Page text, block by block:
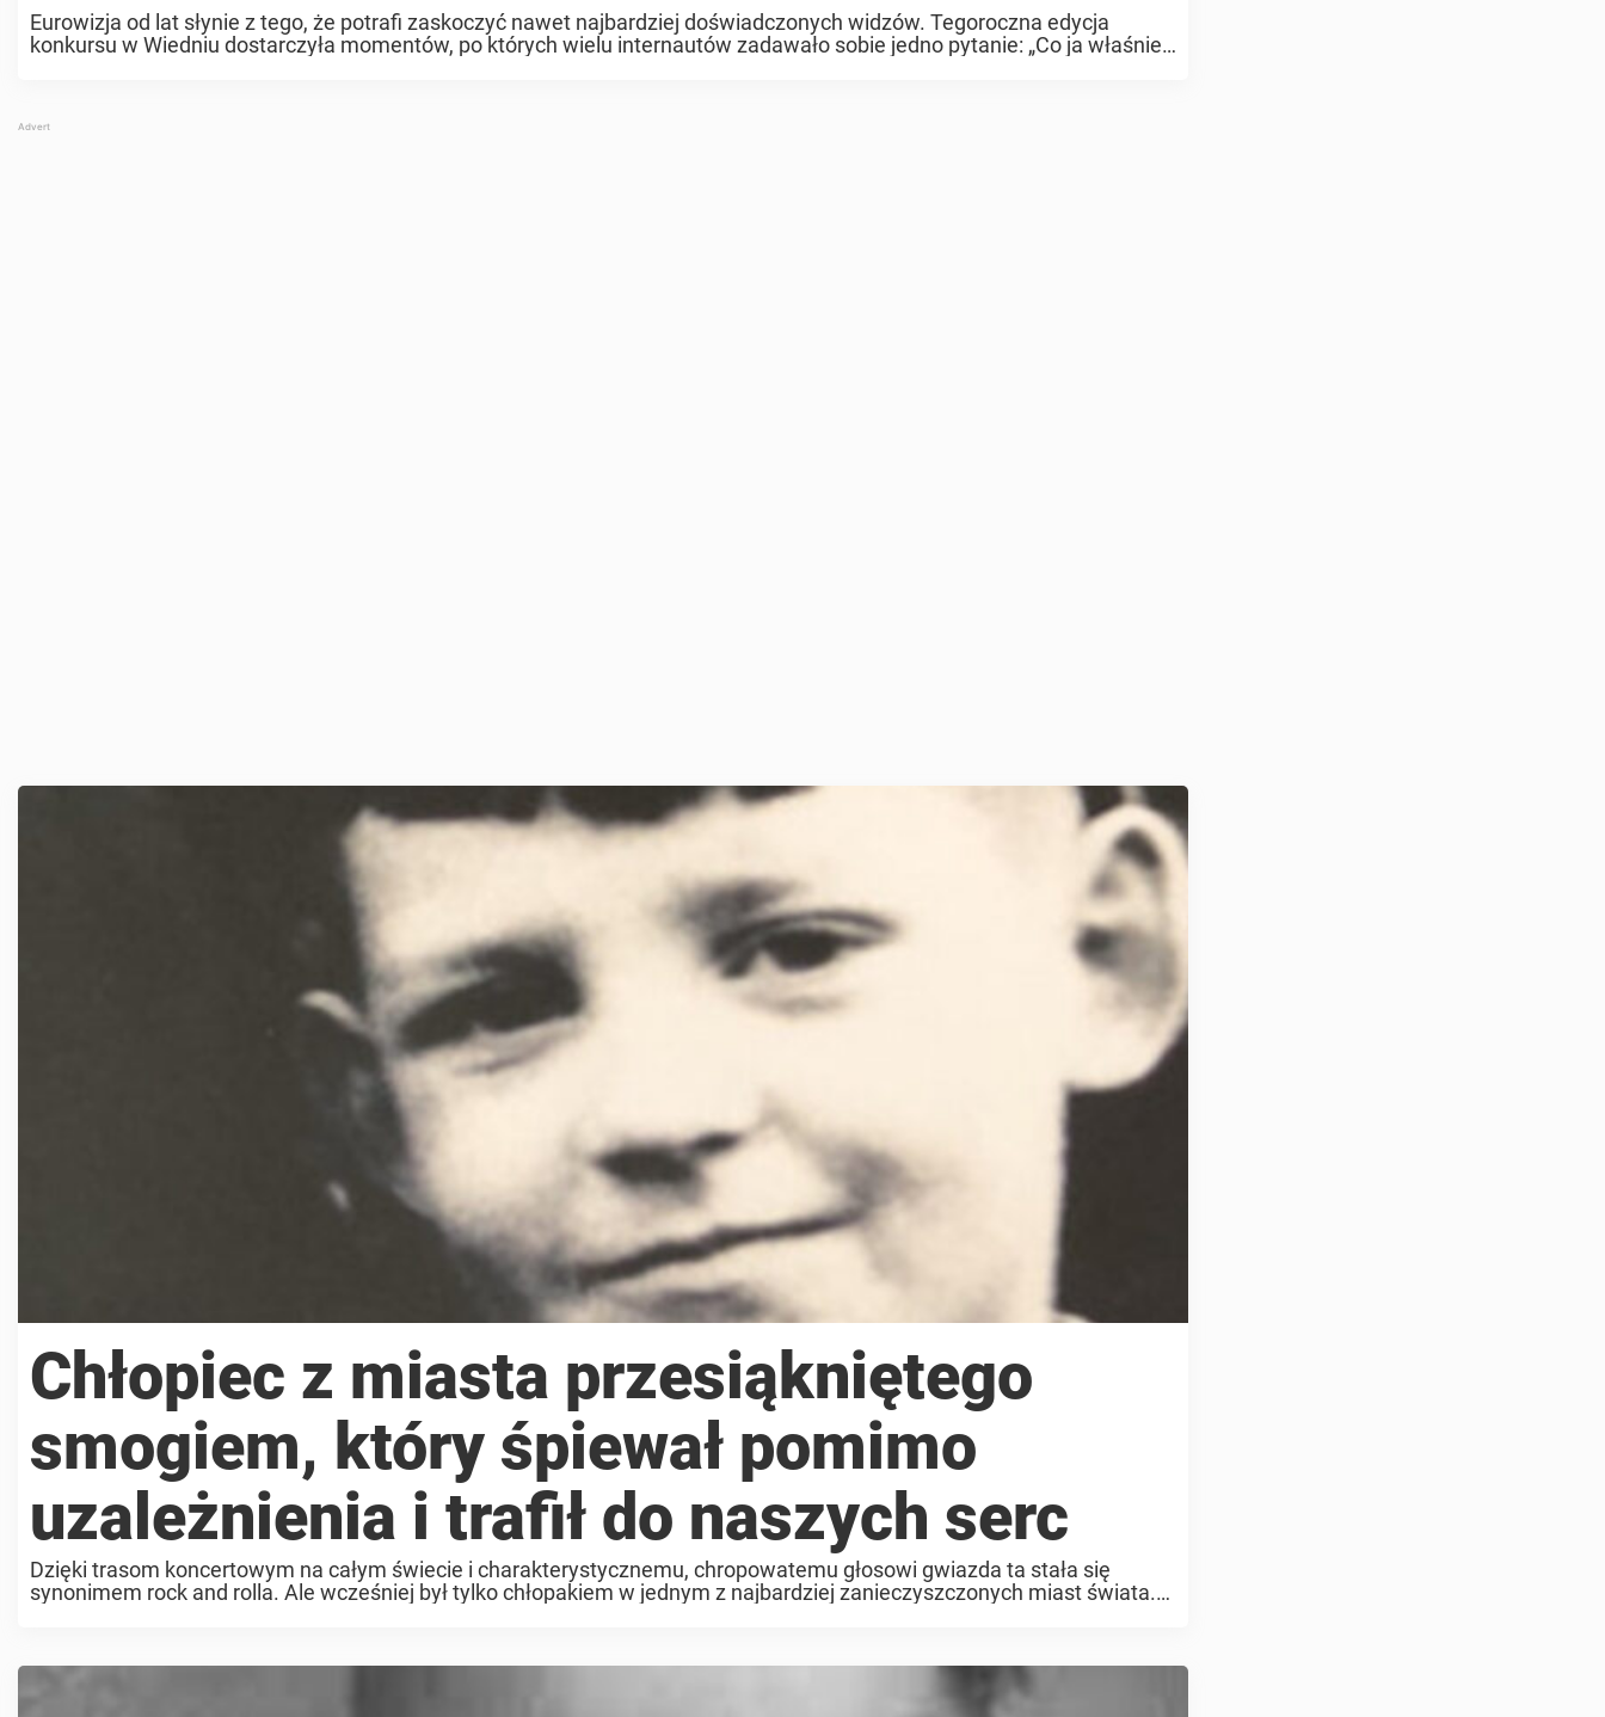
Eurowizja od lat słynie z tego, że potrafi zaskoczyć nawet najbardziej doświadczonych widzów. Tegoroczna edycja
konkursu w Wiedniu dostarczyła momentów, po których wielu internautów zadawało sobie jedno pytanie: „Co ja właśnie
Chłopiec z miasta przesiąkniętego
smogiem, który śpiewał pomimo
uzależnienia i trafił do naszych serc
Dzięki trasom koncertowym na całym świecie i charakterystycznemu, chropowatemu głosowi gwiazda ta stała się
synonimem rock and rolla. Ale wcześniej był tylko chłopakiem w jednym z najbardziej zanieczyszczonych miast świata.